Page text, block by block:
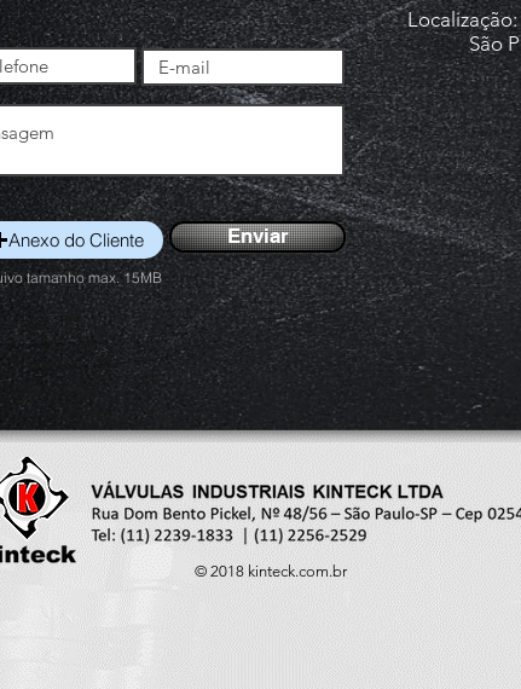
Anexo do Cliente
tamanho max. 15MB
Enviar
São
© 2018 kinteck.com.br